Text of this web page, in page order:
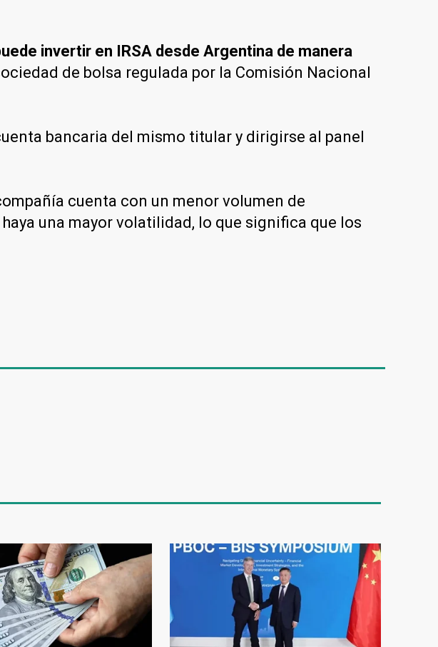
invertir en IRSA desde Argentina de manera
de bolsa regulada por la Comisión Nacional
bancaria del mismo titular y dirigirse al panel
cuenta con un menor volumen de
una mayor volatilidad, lo que significa que los